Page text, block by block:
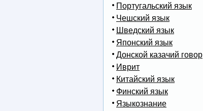
Португальский язык
Чешский язык
Шведский язык
Японский язык
Донской казачий говор
Иврит
Китайский язык
Финский язык
Языкознание